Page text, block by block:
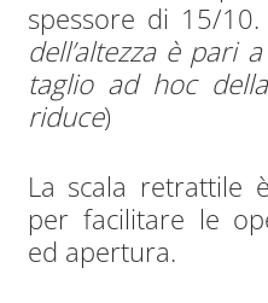
spessore di 15/10.
dell’altezza è pari
taglio ad hoc
riduce)
La scala retrattile
per facilitare le
ed apertura.